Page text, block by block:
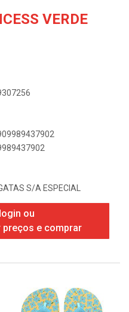
VERDE
S/A ESPECIAL
ou
preços e comprar